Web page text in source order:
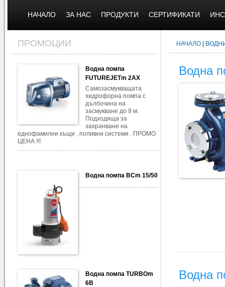
НАЧАЛО ЗА НАС ПРОДУКТИ СЕРТИФИКАТИ
ПРОМОЦИИ
Водна помпа
FUTUREJETm 2AX
Самозасмукващата
хидрофорна помпа с
дълбочина на
засмукване до 9 м.
Подходяща за
захранване на
еднофамилни къщи , поливни системи . ПРОМО
ЦЕНА !!!
Водна помпа BCm 15/50
Водна помпа TURBOm
6B
НАЧАЛО
Водна
Водна